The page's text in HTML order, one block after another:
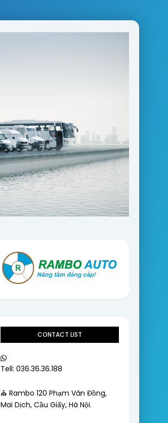
CONTACT LIST
Tell: 036.36.36.188
⛪ Rambo 120 Phạm Văn Đồng,
Mai Dịch, Cầu Giấy, Hà Nội.